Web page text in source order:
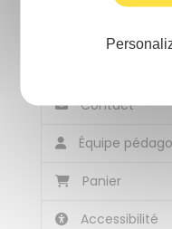
Contact
Équipe
Panier
Accessibilité